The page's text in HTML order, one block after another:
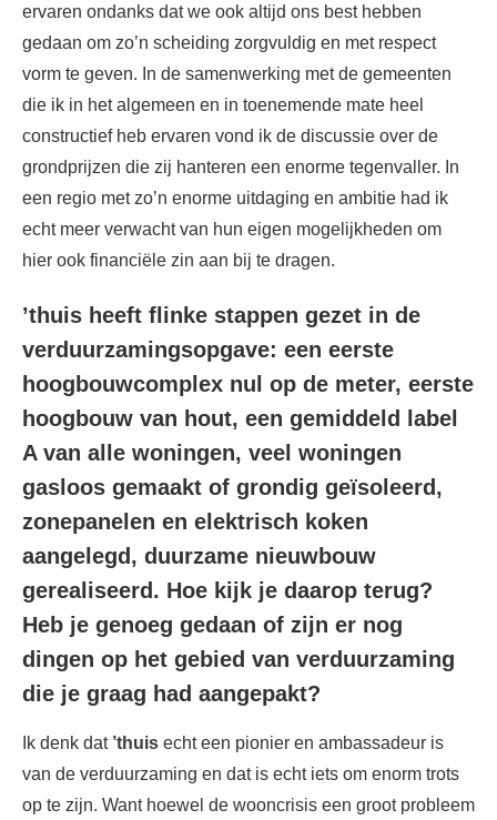
ervaren ondanks dat we ook altijd ons best hebben
gedaan om zo’n scheiding zorgvuldig en met respect
vorm te geven. In de samenwerking met de gemeenten
die ik in het algemeen en in toenemende mate heel
constructief heb ervaren vond ik de discussie over de
grondprijzen die zij hanteren een enorme tegenvaller. In
een regio met zo’n enorme uitdaging en ambitie had ik
echt meer verwacht van hun eigen mogelijkheden om
hier ook financiële zin aan bij te dragen.
’thuis heeft flinke stappen gezet in de
verduurzamingsopgave: een eerste
hoogbouwcomplex nul op de meter, eerste
hoogbouw van hout, een gemiddeld label
A van alle woningen, veel woningen
gasloos gemaakt of grondig geïsoleerd,
zonepanelen en elektrisch koken
aangelegd, duurzame nieuwbouw
gerealiseerd. Hoe kijk je daarop terug?
Heb je genoeg gedaan of zijn er nog
dingen op het gebied van verduurzaming
die je graag had aangepakt?
Ik denk dat ’thuis echt een pionier en ambassadeur is
van de verduurzaming en dat is echt iets om enorm trots
op te zijn. Want hoewel de wooncrisis een groot probleem